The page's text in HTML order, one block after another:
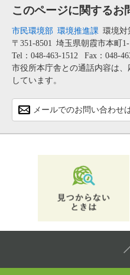
このページに関するお
市民環境部 環境推進課 環境対
〒351-8501 埼玉県朝霞市本町1-
Tel：048-463-1512
Fax：048-
市役所本庁舎との通話内容は
しています。
メールでのお問い合わせ